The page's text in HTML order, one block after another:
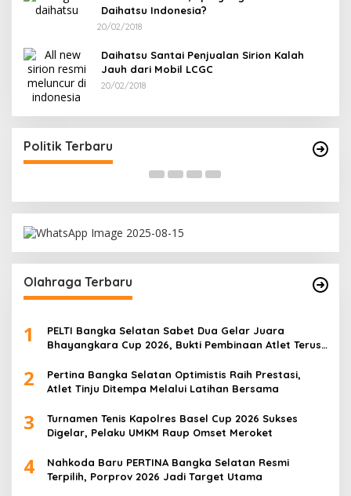
Daihatsu Indonesia?
20/02/2018
Daihatsu Santai Penjualan Sirion Kalah
Jauh dari Mobil LCGC
20/02/2018
Politik Terbaru
Besar Bangkitkan Golkar Bangka Selatan
Di Bangka Selatan, Politik
Olahraga Terbaru
1
PELTI Bangka Selatan Sabet Dua Gelar Juara
Bhayangkara Cup 2026, Bukti Pembinaan Atlet Terus
2
Pertina Bangka Selatan Optimistis Raih Prestasi,
Atlet Tinju Ditempa Melalui Latihan Bersama
3
Turnamen Tenis Kapolres Basel Cup 2026 Sukses
Digelar, Pelaku UMKM Raup Omset Meroket
4
Nahkoda Baru PERTINA Bangka Selatan Resmi
Terpilih, Porprov 2026 Jadi Target Utama